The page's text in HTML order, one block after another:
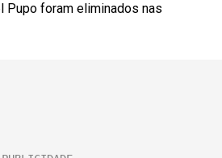
Pupo foram eliminados nas